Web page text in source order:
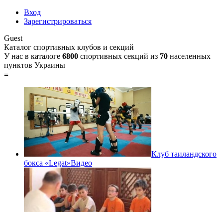
Вход
Зарегистрироваться
Guest
Каталог спортивных клубов и секций
У нас в каталоге 6800 спортивных секций из 70 населенных
пунктов Украины
≡
Клуб таиландского
бокса «Legat»Видео